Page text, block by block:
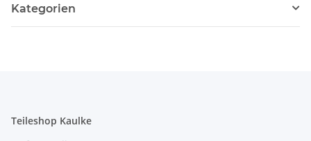
Kategorien
Teileshop Kaulke